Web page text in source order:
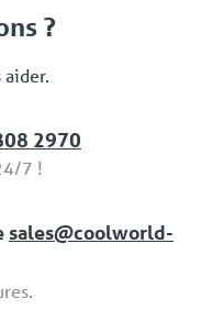
à tout moment.
24/7/365,
fiable. Cet
de solutions
?
2970
7 !
sales@coolworld-